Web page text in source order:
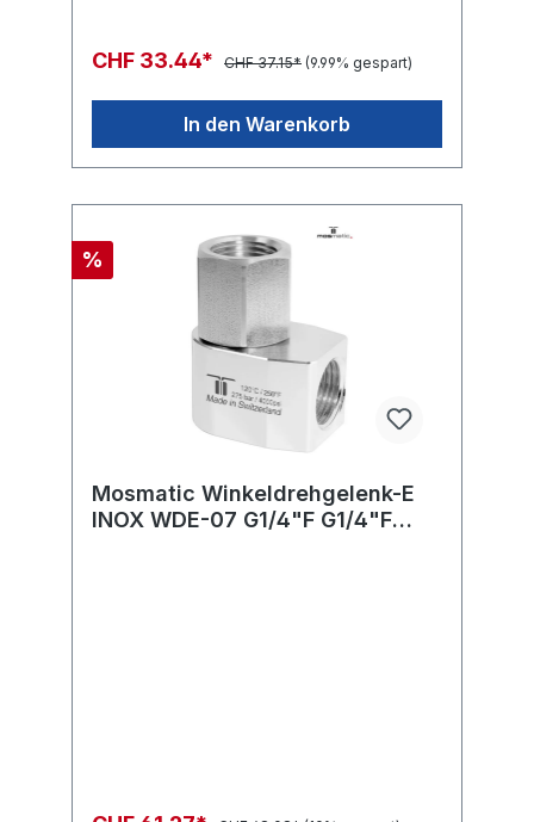
CHF 33.44* CHF 37.15* (9.99% gespart)
In den Warenkorb
%
Mosmatic Winkeldrehgelenk-E
INOX WDE-07 G1/4"F G1/4"F